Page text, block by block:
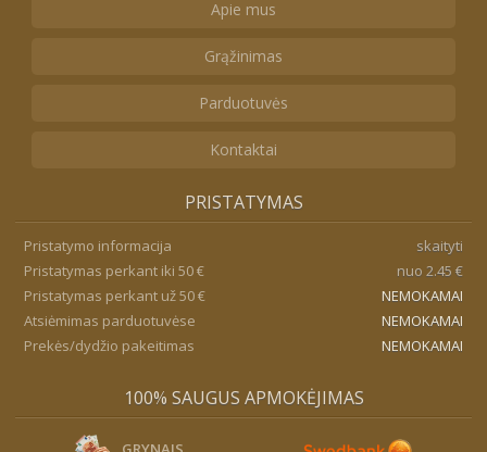
Apie mus
Grąžinimas
Parduotuvės
Kontaktai
PRISTATYMAS
Pristatymo informacija
skaityti
Pristatymas perkant iki 50 €
nuo 2.45 €
Pristatymas perkant už 50 €
NEMOKAMAI
Atsiėmimas parduotuvėse
NEMOKAMAI
Prekės/dydžio pakeitimas
NEMOKAMAI
100% SAUGUS APMOKĖJIMAS